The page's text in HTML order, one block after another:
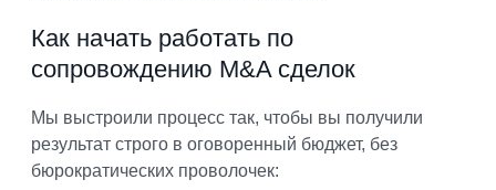
Как начать работать по
сопровождению M&A сделок
Мы выстроили процесс так, чтобы вы получили
результат строго в оговоренный бюджет, без
бюрократических проволочек: